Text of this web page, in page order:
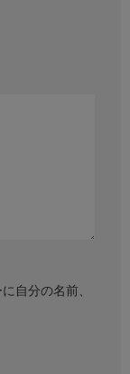
自分の名前、